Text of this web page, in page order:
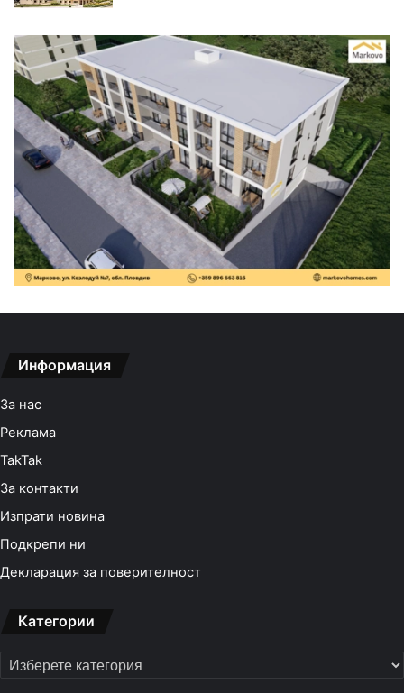
Информация
За нас
Реклама
TakTak
За контакти
Изпрати новина
Подкрепи ни
Декларация за поверителност
Категории
Категории